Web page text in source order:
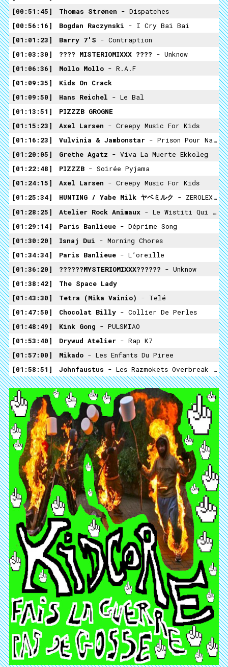
00:51:45
Thomas Strønen - Dispatches
00:56:16
Bogdan Raczynski - I Cry Bai Bai
01:01:23
Barry 7's - Contraption
01:03:30
???? MISTERIOMIXXX ???? - Unknow
01:06:36
Mollo Mollo - R.A.F
01:09:35
Kids On Crack
01:09:50
Hans Reichel - Le Bal
01:13:51
PIZZZB GROGNE
01:15:23
Axel Larsen - Creepy Music For Kids
01:16:23
Vulvinia & Jambonstar - Prison Pour Nains (L'enfant Sauvage)
01:20:05
Grethe Agatz - Viva La Muerte Ekkoleg
01:22:48
PIZZZB - Soirée Pyjama
01:24:15
Axel Larsen - Creepy Music For Kids
01:25:34
HUNTING / Yabe Milk ヤベミルク - ZEROLEXE REMIX DEMISSION
01:28:25
Atelier Rock Animaux - Le Wistiti Qui Pisse
01:29:14
Paris Banlieue - Déprime Song
01:30:20
Isnaj Dui - Morning Chores
01:34:34
Paris Banlieue - L’oreille
01:36:20
??????MYSTERIOMIXXX?????? - Unknow
01:38:42
The Space Lady
01:43:30
Tetra (Mika Vainio) - Telé
01:47:50
Chocolat Billy - Collier De Perles
01:48:49
Kink Gong - PULSMIAO
01:53:40
Drywud Atelier - Rap K7
01:57:00
Mikado - Les Enfants Du Piree
01:58:51
Johnfaustus - Les Razmokets Overbreak RMX